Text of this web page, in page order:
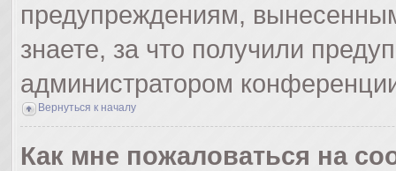
предупреждениям,
знаете, за что получили
администратором
Вернуться к началу
Как мне пожаловаться на